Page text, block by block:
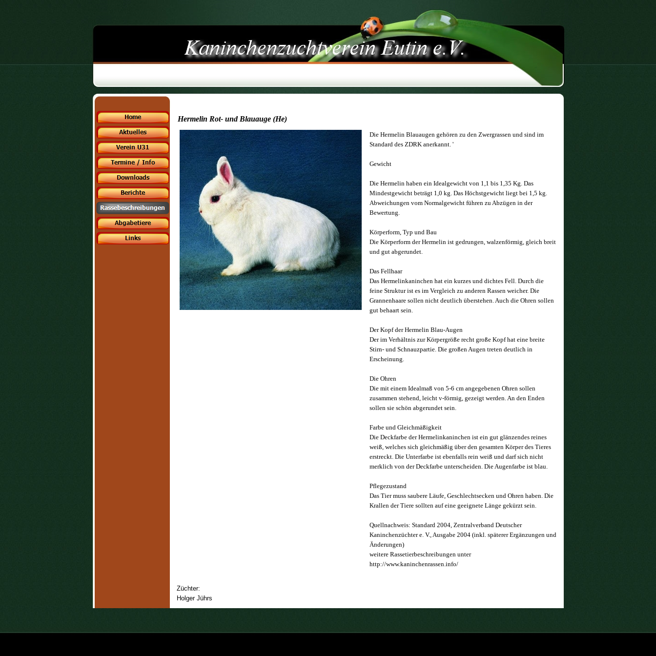
Hermelin Rot- und Blauauge (He)
Die Hermelin Blauaugen gehören zu den Zwergrassen und sind im
Standard des ZDRK anerkannt. '
Gewicht
Die Hermelin haben ein Idealgewicht von 1,1 bis 1,35 Kg. Das
Mindestgewicht beträgt 1,0 kg. Das Höchstgewicht liegt bei 1,5 kg.
Abweichungen vom Normalgewicht führen zu Abzügen in der
Bewertung.
Körperform, Typ und Bau
Die Körperform der Hermelin ist gedrungen, walzenförmig, gleich breit
und gut abgerundet.
Das Fellhaar
Das Hermelinkaninchen hat ein kurzes und dichtes Fell. Durch die
feine Struktur ist es im Vergleich zu anderen Rassen weicher. Die
Grannenhaare sollen nicht deutlich überstehen. Auch die Ohren sollen
gut behaart sein.
Der Kopf der Hermelin Blau-Augen
Der im Verhältnis zur Körpergröße recht große Kopf hat eine breite
Stirn- und Schnauzpartie. Die großen Augen treten deutlich in
Erscheinung.
Die Ohren
Die mit einem Idealmaß von 5-6 cm angegebenen Ohren sollen
zusammen stehend, leicht v-förmig, gezeigt werden. An den Enden
sollen sie schön abgerundet sein.
Farbe und Gleichmäßigkeit
Die Deckfarbe der Hermelinkaninchen ist ein gut glänzendes reines
weiß, welches sich gleichmäßig über den gesamten Körper des Tieres
erstreckt. Die Unterfarbe ist ebenfalls rein weiß und darf sich nicht
merklich von der Deckfarbe unterscheiden. Die Augenfarbe ist blau.
Pflegezustand
Das Tier muss saubere Läufe, Geschlechtsecken und Ohren haben. Die
Krallen der Tiere sollten auf eine geeignete Länge gekürzt sein.
Quellnachweis: Standard 2004, Zentralverband Deutscher
Kaninchenzüchter e. V., Ausgabe 2004 (inkl. späterer Ergänzungen und
Änderungen)
weitere Rassetierbeschreibungen unter
http://www.kaninchenrassen.info/
Züchter:
Holger Jührs